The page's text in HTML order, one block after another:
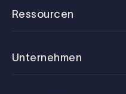
Ressourcen
Unternehmen